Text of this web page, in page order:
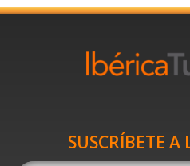
SUSCRÍBETE A